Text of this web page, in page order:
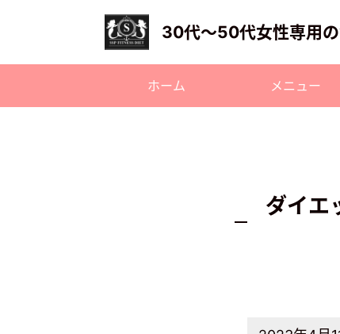
30代〜50代女性専用
ホーム メニュー
ダイエ